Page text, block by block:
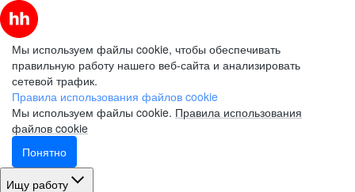
Мы используем файлы cookie, чтобы обеспечивать
правильную работу нашего веб-сайта и анализировать
сетевой трафик.
Правила использования файлов cookie
Мы используем файлы cookie. Правила использования
файлов cookie
Понятно
Ищу работу